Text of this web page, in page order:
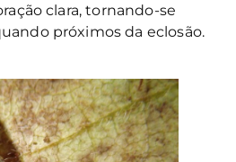
clara, tornando-se
próximos da eclosão.